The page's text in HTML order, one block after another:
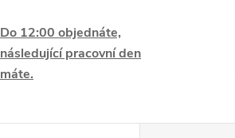
Do 12:00 objednáte,
následující pracovní den
máte.